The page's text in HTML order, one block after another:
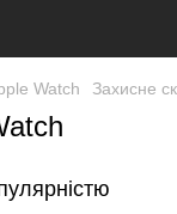
Watch Захисне